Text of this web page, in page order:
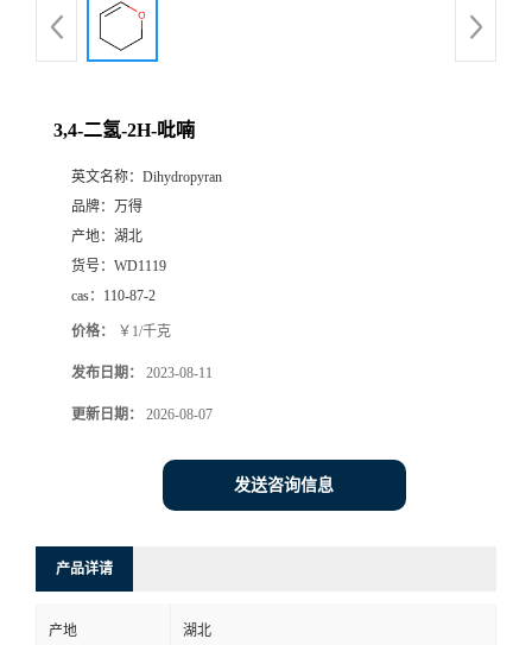
3,4-二氢-2H-吡喃
英文名称： Dihydropyran
品牌： 万得
产地： 湖北
货号： WD1119
cas： 110-87-2
价格： ￥1/千克
发布日期： 2023-08-11
更新日期： 2026-08-07
发送咨询信息
产品详请
产地 湖北